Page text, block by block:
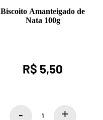
Biscoito Amanteigado de
Nata 100g
R$ 5,50